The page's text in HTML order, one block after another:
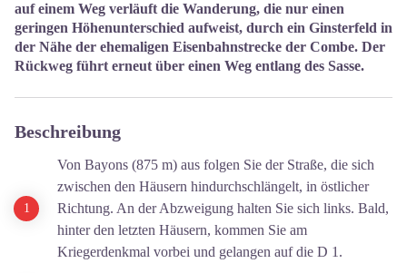
auf einem Weg verläuft die Wanderung, die nur einen
geringen Höhenunterschied aufweist, durch ein Ginsterfeld in
der Nähe der ehemaligen Eisenbahnstrecke der Combe. Der
Rückweg führt erneut über einen Weg entlang des Sasse.
Beschreibung
Von Bayons (875 m) aus folgen Sie der Straße, die sich
zwischen den Häusern hindurchschlängelt, in östlicher
Richtung. An der Abzweigung halten Sie sich links. Bald,
hinter den letzten Häusern, kommen Sie am
Kriegerdenkmal vorbei und gelangen auf die D 1.